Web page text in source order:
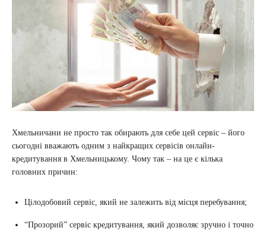
Хмельничани не просто так обирають для себе цей сервіс – його
сьогодні вважають одним з найкращих сервісів онлайн-
кредитування в Хмельницькому. Чому так – на це є кілька
головних причин:
Цілодобовий сервіс, який не залежить від місця перебування;
“Прозорий” сервіс кредитування, який дозволяє зручно і точно